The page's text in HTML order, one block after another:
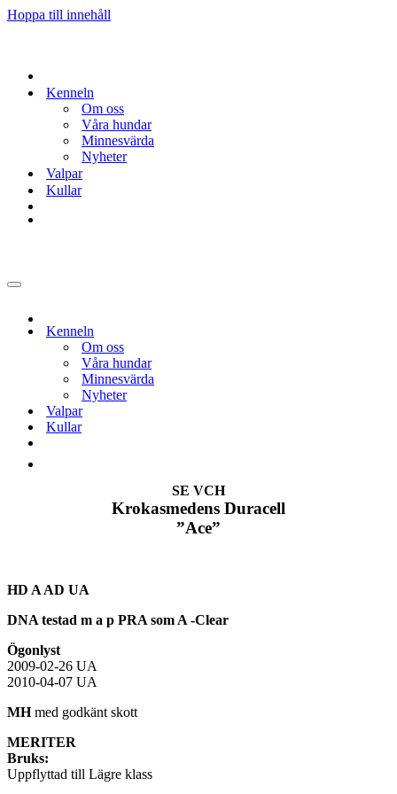
Hoppa till innehåll
Kenneln
Om oss
Våra hundar
Minnesvärda
Nyheter
Valpar
Kullar
Navigeringsmeny
Kenneln
Om oss
Våra hundar
Minnesvärda
Nyheter
Valpar
Kullar
SE VCH
Krokasmedens Duracell
”Ace”
HD A AD UA
DNA testad m a p PRA som A -Clear
Ögonlyst
2009-02-26 UA
2010-04-07 UA
MHmed godkänt skott
MERITER
Bruks:
Uppflyttad till Lägre klass